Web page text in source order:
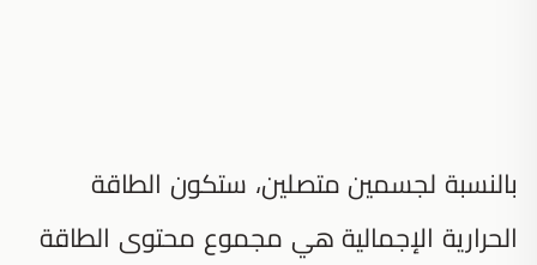
بالنسبة لجسمين متصلين، ستكون الطاقة
الحرارية الإجمالية هي مجموع محتوى الطاقة